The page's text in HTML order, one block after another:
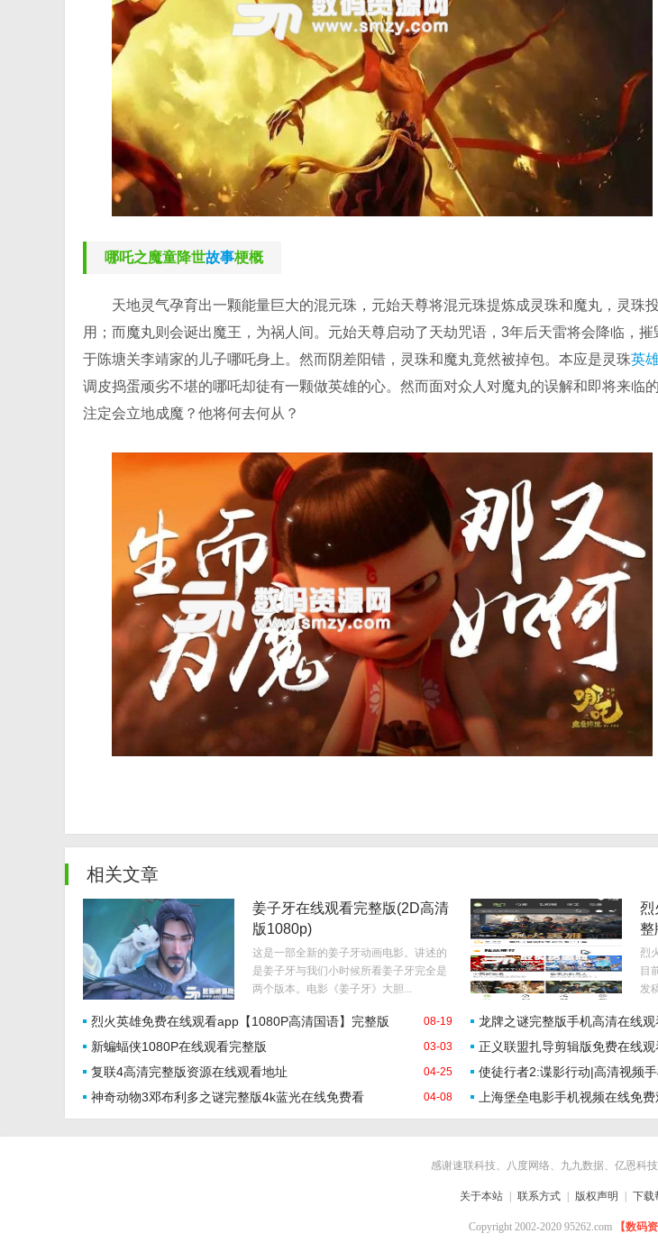
哪吒之魔童降世故事梗概
天地灵气孕育出一颗能量巨大的混元珠，元始天尊将混元珠提炼成灵珠和魔丸，灵珠
用；而魔丸则会诞出魔王，为祸人间。元始天尊启动了天劫咒语，3年后天雷将会降临，
于陈塘关李靖家的儿子哪吒身上。然而阴差阳错，灵珠和魔丸竟然被掉包。本应是灵珠英
调皮捣蛋顽劣不堪的哪吒却徒有一颗做英雄的心。然而面对众人对魔丸的误解和即将来临
注定会立地成魔？他将何去何从？
相关文章
姜子牙在线观看完整版(2D高清
版1080p)
这是一部全新的姜子牙动画电影。讲述的
是姜子牙与我们小时候所看姜子牙完全是
两个版本。电影《姜子牙》大胆...
烈
整
雷
烈
目
发
08-19
烈火英雄免费在线观看app【1080P高清国语】完整版
龙牌之谜完整版手机高清在线
载播放
03-03
新蝙蝠侠1080P在线观看完整版
正义联盟扎导剪辑版免费在线
无修完整版播放
04-25
复联4高清完整版资源在线观看地址 使徒行者2:谍影行动|高清视频
04-08
神奇动物3邓布利多之谜完整版4k蓝光在线免费看
上海堡垒电影手机视频在线免
本)
感谢速联科技、八度网络、九九数据、亿恩科
关于本站 联系方式 版权声明 下载
Copyright 2002-2020 95262.com 【数码